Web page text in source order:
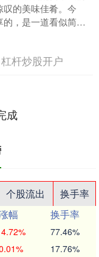
的美味佳肴。今
，是一道看似简单
一根200斤重的香
杠杆炒股开户
成
个股流出
换手率
幅
换手率
77.46%
17.76%